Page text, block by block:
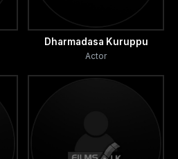
Dharmadasa Kuruppu
Actor